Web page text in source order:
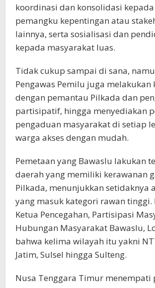
koordinasi dan konsolidasi
pemangku kepentingan atau
lainnya, serta sosialisasi dan
kepada masyarakat luas.
Tidak cukup sampai di sana,
Pengawas Pemilu juga melakukan
dengan pemantau Pilkada dan
partisipatif, hingga menyediakan
pengaduan masyarakat di setiap
warga akses dengan mudah.
Pemetaan yang Bawaslu lakukan
daerah yang memiliki kerawanan
Pilkada, menunjukkan setidaknya
yang masuk kategori rawan
Ketua Pencegahan, Partisipasi
Hubungan Masyarakat Bawaslu,
bahwa kelima wilayah itu yakni
Jatim, Sulsel hingga Sulteng.
Nusa Tenggara Timur menempati